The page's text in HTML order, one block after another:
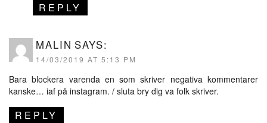
REPLY
MALIN SAYS:
14/03/2019 AT 5:13 PM
Bara blockera varenda en som skriver negativa kommentarer
kanske… iaf på instagram. / sluta bry dig va folk skriver.
REPLY